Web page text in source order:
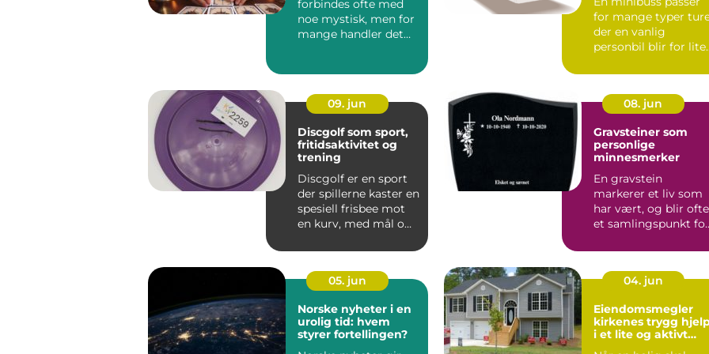
forbindes ofte med
noe mystisk, men for
mange handler det
for mange typer
der en vanlig
personbil blir for
09. jun
Discgolf som sport,
fritidsaktivitet og
trening
Discgolf er en sport
der spillerne kaster en
spesiell frisbee mot
en kurv, med mål om
08. jun
Gravsteiner som
personlige
minnesmerker
En gravstein
markerer et liv som
har vært, og blir ofte
et samlingspunkt for
mang...
05. jun
Norske nyheter i en
urolig tid: hvem
styrer fortellingen?
04. jun
Eiendomsmegler
kirkenes trygg hjelp
i et lite og aktivt